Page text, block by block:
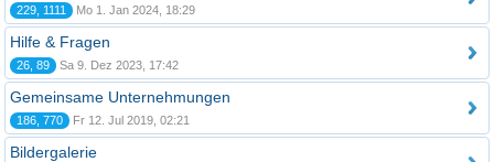
229, 1111 Mo 1. Jan 2024, 18:29
Hilfe & Fragen
26, 89 Sa 9. Dez 2023, 17:42
Gemeinsame Unternehmungen
186, 770 Fr 12. Jul 2019, 02:21
Bildergalerie